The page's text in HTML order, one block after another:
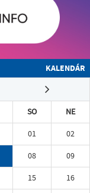
KALENDÁR
SO
NE
01
02
08
09
15
16